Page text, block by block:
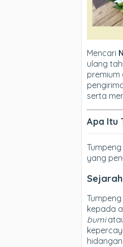
Mencari
ulang
serta
Apa Itu
yang
kepada
bumi